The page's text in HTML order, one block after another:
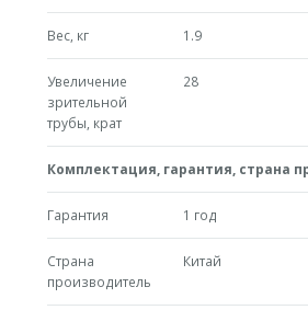
Вес, кг 1.9
Увеличение
зрительной
трубы, крат
28
Комплектация, гарантия, страна
Гарантия 1 год
Страна
производитель
Китай